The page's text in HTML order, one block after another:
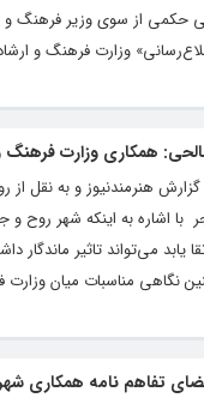
حکمی از سوی وزیر فرهنگ و
وزارت فرهنگ و
همکاری وزارت فرهنگ و
گزارش هنرمندنیوز و به نقل
با اشاره به اینکه شهر
یابد می‌تواند تاثیر
نگاهی مناسبات میان
تفاهم نامه همکاری